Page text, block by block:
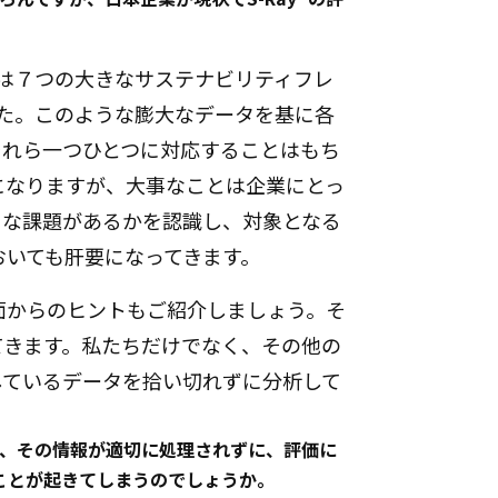
７つの大きなサステナビリティフレ
。このような膨大なデータを基に各
ら一つひとつに対応することはもち
りますが、大事なことは企業にとっ
課題があるかを認識し、対象となる
ても肝要になってきます。
らのヒントもご紹介しましょう。そ
ます。私たちだけでなく、その他の
いるデータを拾い切れずに分析して
その情報が適切に処理されずに、評価に
が起きてしまうのでしょうか。